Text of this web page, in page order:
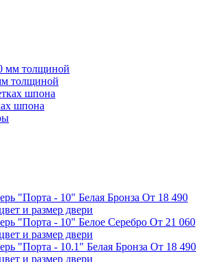
толщиной
шпона
"Порта - 10" Белая Бронза От 18 490
и размер двери
"Порта - 10" Белое Серебро От 21 060
и размер двери
"Порта - 10.1" Белая Бронза От 18 490
и размер двери